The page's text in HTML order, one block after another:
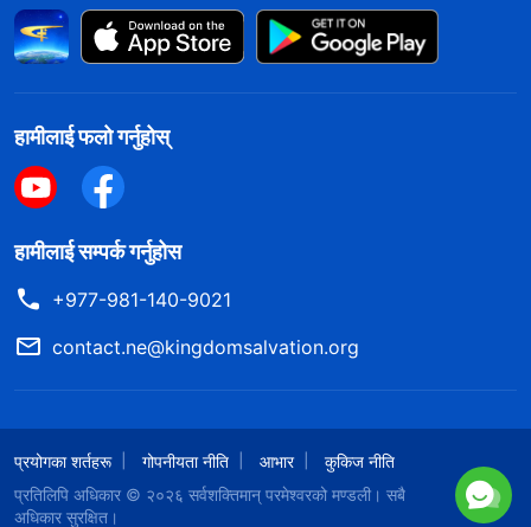
हामीलाई फलो गर्नुहोस्
हामीलाई सम्पर्क गर्नुहोस
+977-981-140-9021
contact.ne@kingdomsalvation.org
प्रयोगका शर्तहरू गोपनीयता नीति आभार
कुकिज नीति
प्रतिलिपि अधिकार © २०२६ सर्वशक्तिमान्‌ परमेश्‍वरको मण्डली । सबै
अधिकार सुरक्षित।